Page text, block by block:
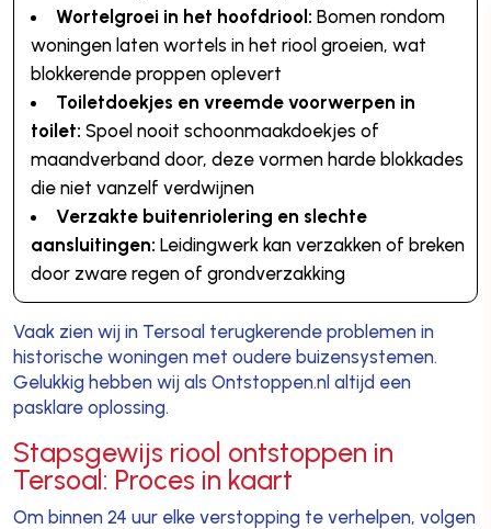
Wortelgroei in het hoofdriool: Bomen rondom
woningen laten wortels in het riool groeien, wat
blokkerende proppen oplevert
Toiletdoekjes en vreemde voorwerpen in
toilet: Spoel nooit schoonmaakdoekjes of
maandverband door, deze vormen harde blokkades
die niet vanzelf verdwijnen
Verzakte buitenriolering en slechte
aansluitingen: Leidingwerk kan verzakken of breken
door zware regen of grondverzakking
Vaak zien wij in Tersoal terugkerende problemen in
historische woningen met oudere buizensystemen.
Gelukkig hebben wij als Ontstoppen.nl altijd een
pasklare oplossing.
Stapsgewijs riool ontstoppen in
Tersoal: Proces in kaart
Om binnen 24 uur elke verstopping te verhelpen, volgen